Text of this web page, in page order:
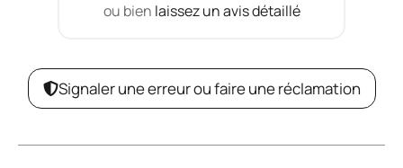
ou bien laissez un avis détaillé
Signaler une erreur ou faire une réclamation